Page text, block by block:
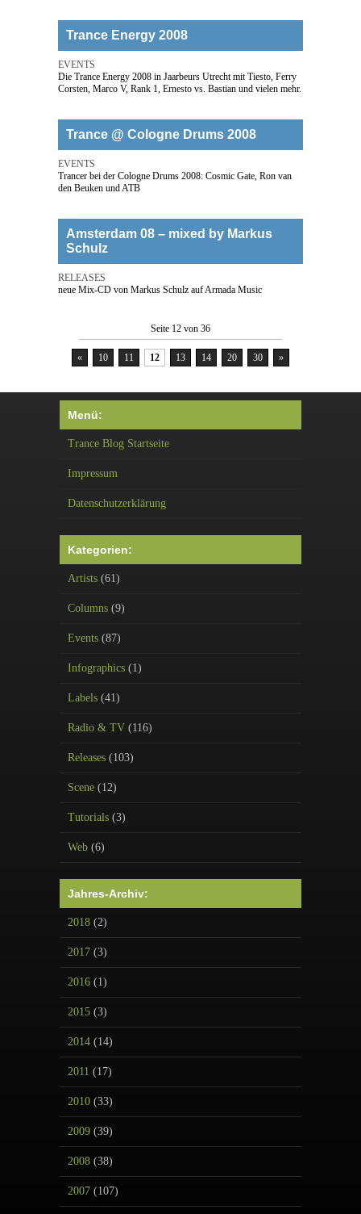
Trance Energy 2008
EVENTS
Die Trance Energy 2008 in Jaarbeurs Utrecht mit Tiesto, Ferry
Corsten, Marco V, Rank 1, Ernesto vs. Bastian und vielen mehr.
Trance @ Cologne Drums 2008
EVENTS
Trancer bei der Cologne Drums 2008: Cosmic Gate, Ron van
den Beuken und ATB
Amsterdam 08 – mixed by Markus
Schulz
RELEASES
neue Mix-CD von Markus Schulz auf Armada Music
Seite 12 von 36
« 10 11 12 13 14 20 30 »
Menü:
Trance Blog Startseite
Impressum
Datenschutzerklärung
Kategorien:
Artists (61)
Columns (9)
Events (87)
Infographics (1)
Labels (41)
Radio & TV (116)
Releases (103)
Scene (12)
Tutorials (3)
Web (6)
Jahres-Archiv:
2018 (2)
2017 (3)
2016 (1)
2015 (3)
2014 (14)
2011 (17)
2010 (33)
2009 (39)
2008 (38)
2007 (107)